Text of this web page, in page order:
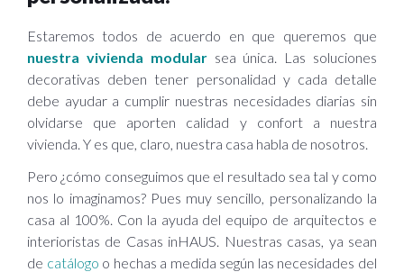
Estaremos todos de acuerdo en que queremos que
nuestra vivienda modularsea única. Las soluciones
decorativas deben tener personalidad y cada detalle
debe ayudar a cumplir nuestras necesidades diarias sin
olvidarse que aporten calidad y confort a nuestra
vivienda. Y es que, claro, nuestra casa habla de nosotros.
Pero ¿cómo conseguimos que el resultado sea tal y como
nos lo imaginamos? Pues muy sencillo, personalizando la
casa al 100%. Con la ayuda del equipo de arquitectos e
interioristas de Casas inHAUS. Nuestras casas, ya sean
de catálogo o hechas a medida según las necesidades del